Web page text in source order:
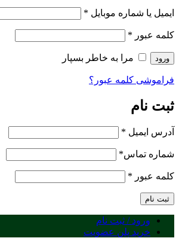
ایمیل یا شماره موبایل *
کلمه عبور *
ورود مرا به خاطر بسپار
فراموشی کلمه عبور؟
ثبت نام
آدرس ایمیل *
شماره تماس*
کلمه عبور *
ثبت نام
ورود / ثبت نام
خرید پلن عضویت